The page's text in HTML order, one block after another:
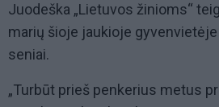
Juodeška „Lietuvos žinioms“
marių šioje jaukioje
seniai.
„Turbūt prieš penkerius metus